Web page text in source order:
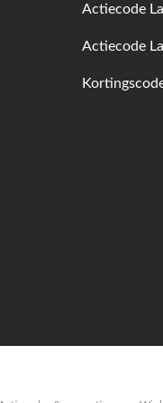
Actiecode
Actiecode